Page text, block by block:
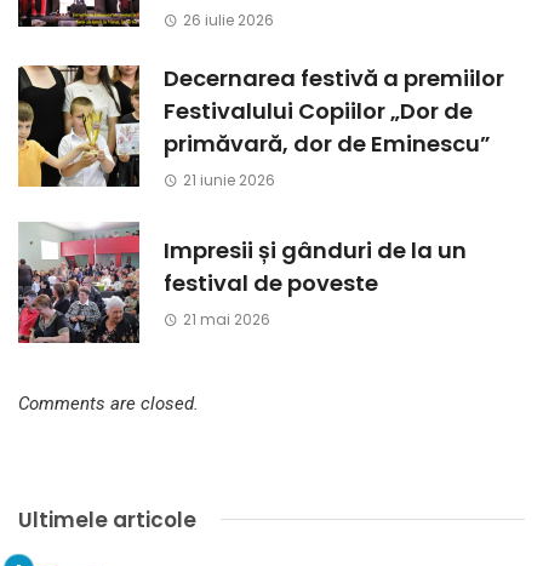
26 iulie 2026
Decernarea festivă a premiilor
Festivalului Copiilor „Dor de
primăvară, dor de Eminescu”
21 iunie 2026
Impresii și gânduri de la un
festival de poveste
21 mai 2026
Comments are closed.
Ultimele articole